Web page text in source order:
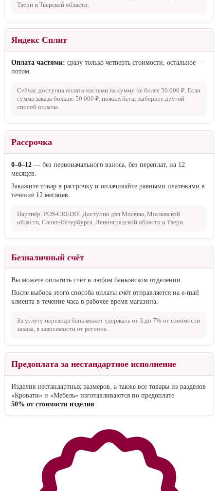
Твери и Тверской области.
Яндекс Сплит
Оплата частями: сразу только четверть стоимости, остальное —
потом.
Сейчас доступна оплата частями на сумму не более 50 000 ₽. Если
сумма заказа больше 50 000 ₽, пожалуйста, выберите другой
способ оплаты.
Рассрочка
0–0–12 — без первоначального взноса, без переплат, на 12
месяцев.
Закажите товар в рассрочку и оплачивайте равными платежами в
течение 12 месяцев.
Партнёр: POS-CREDIT. Доступно для Москвы, Московской
области, Санкт-Петербурга, Ленинградской области и Твери.
Безналичный счёт
Вы можете оплатить счёт в любом банковском отделении.
После выбора этого способа оплаты счёт отправляется на e-mail
клиента в течение часа в рабочее время магазина.
За услугу перевода банк может удержать от 3 до 7% от стоимости
заказа, в зависимости от региона.
Предоплата за нестандартное исполнение
Изделия нестандартных размеров, а также все товары из разделов
«Кровати» и «Мебель» изготавливаются по предоплате
50% от стоимости изделия